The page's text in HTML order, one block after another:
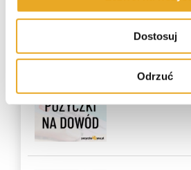
Dostosuj
Odrzuć
Najczęściej
Pożyczka na